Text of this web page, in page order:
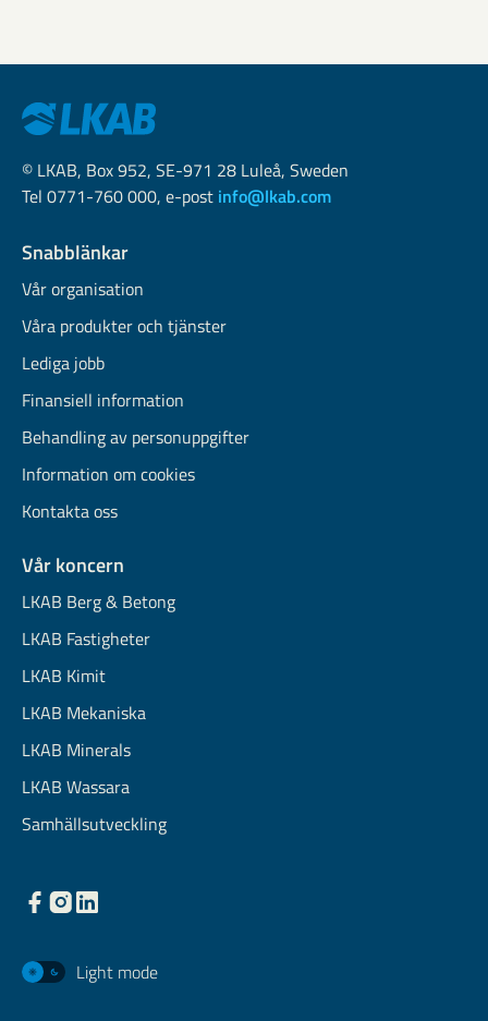
© LKAB, Box 952, SE-971 28 Luleå, Sweden
Tel 0771-760 000, e-post info@lkab.com
Snabblänkar
Vår organisation
Våra produkter och tjänster
Lediga jobb
Finansiell information
Behandling av personuppgifter
Information om cookies
Kontakta oss
Vår koncern
LKAB Berg & Betong
LKAB Fastigheter
LKAB Kimit
LKAB Mekaniska
LKAB Minerals
LKAB Wassara
Samhällsutveckling
Light mode